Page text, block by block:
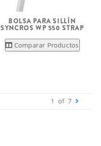
BOLSA PARA SILLÍN
SYNCROS WP 550 STRAP
Comparar Productos
1 of 7